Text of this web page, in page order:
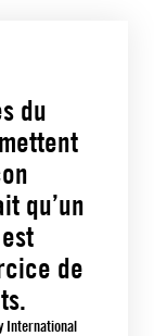
du
qu’un
de
International